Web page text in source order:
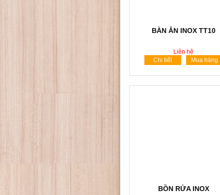
BÀN ĂN INOX TT10
Liên hệ
Chi tiết
Mua hàng
BỒN RỬA INOX